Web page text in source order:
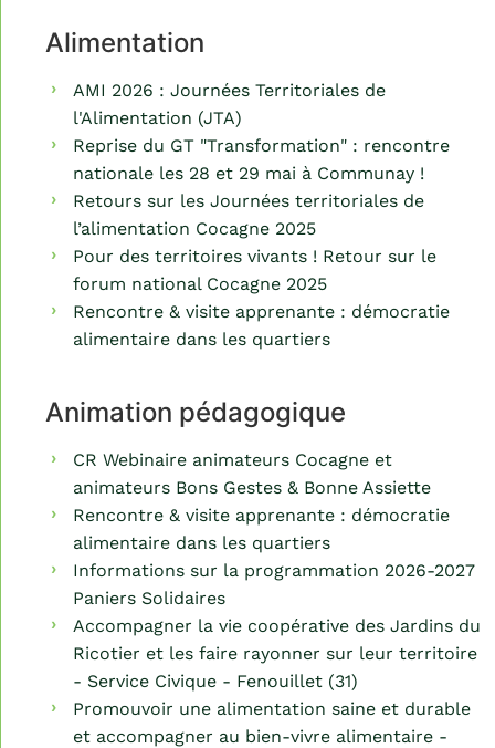
Alimentation
AMI 2026 : Journées Territoriales de
l'Alimentation (JTA)
Reprise du GT "Transformation" : rencontre
nationale les 28 et 29 mai à Communay !
Retours sur les Journées territoriales de
l’alimentation Cocagne 2025
Pour des territoires vivants ! Retour sur le
forum national Cocagne 2025
Rencontre & visite apprenante : démocratie
alimentaire dans les quartiers
Animation pédagogique
CR Webinaire animateurs Cocagne et
animateurs Bons Gestes & Bonne Assiette
Rencontre & visite apprenante : démocratie
alimentaire dans les quartiers
Informations sur la programmation 2026-2027
Paniers Solidaires
Accompagner la vie coopérative des Jardins du
Ricotier et les faire rayonner sur leur territoire
- Service Civique - Fenouillet (31)
Promouvoir une alimentation saine et durable
et accompagner au bien-vivre alimentaire -